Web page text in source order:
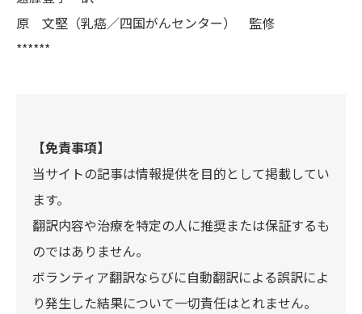
原 文堅（乳癌／四国がんセンター） 監修
******
【免責事項】
当サイトの記事は情報提供を目的として掲載してい
ます。
翻訳内容や治療を特定の人に推奨または保証するも
のではありません。
ボランティア翻訳ならびに自動翻訳による誤訳によ
り発生した結果について一切責任はとれません。